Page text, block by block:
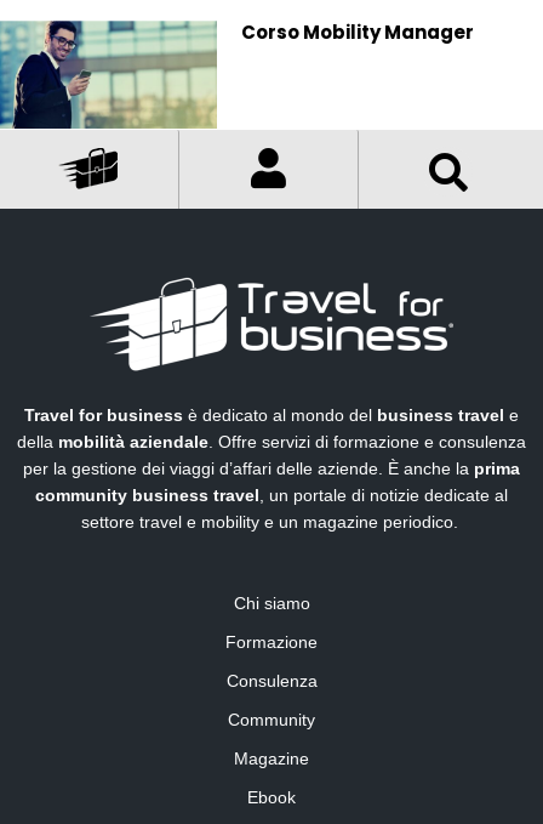
Corso Mobility Manager
Travel for business è dedicato al mondo del business travel e
della mobilità aziendale. Offre servizi di formazione e consulenza
per la gestione dei viaggi d’affari delle aziende. È anche la prima
community business travel, un portale di notizie dedicate al
settore travel e mobility e un magazine periodico.
Chi siamo
Formazione
Consulenza
Community
Magazine
Ebook